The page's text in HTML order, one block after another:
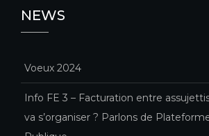
NEWS
Voeux 2024
Info FE 3 – Facturation entre
va s’organiser ? Parlons de